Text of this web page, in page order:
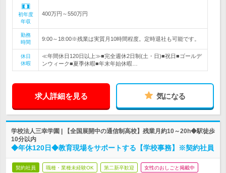
初年度
年収
400万円～550万円
勤務
時間
9:00～18:00※残業は実質月10時間程度。定時退社も可能です。
休日
休暇
≪年間休日120日以上≫■完全週休2日制(土・日)■祝日■ゴールデ
ンウィーク■夏季休暇■年末年始休暇…
求人詳細を見る 気になる
学校法人三幸学園 | 【全国展開中の通信制高校】残業月約10～20h◆駅徒歩
10分以内
◆年休120日◆教育現場をサポートする【学校事務】※契約社員
契約社員 職種・業種未経験OK 第二新卒歓迎 女性のおしごと掲載中